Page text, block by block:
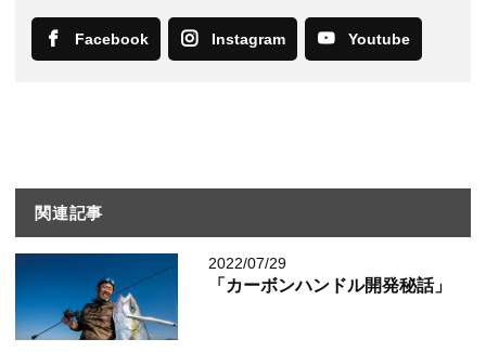
Facebook Instagram Youtube
関連記事
2022/07/29
「カーボンハンドル開発秘話」